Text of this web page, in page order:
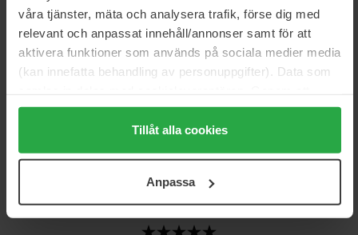
våra tjänster, mäta och analysera trafik, förse dig med
relevant och anpassat innehåll/annonser samt för att
aktivera funktioner som används på sociala medier media
(kan innefatta behandling av personuppgifter). Data som
trycka på "Tillåt alla cookies" accepterar du alla cookies,
medan du under "Detaljer" kan anpassa användningen av
cookies. Du kan när som helst återkalla ditt samtycke.
Tillåt alla cookies
Anpassa
Ihonhoito
Kasvot
Seerumit
Hyaluronic Acid 2% + B5 V2 Next Gen
Kysymykset ja vastaukset (0)
5